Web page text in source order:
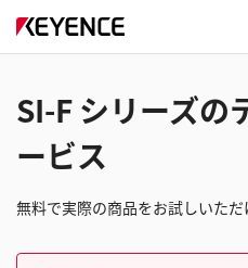
SI-F シリーズの
ービス
無料で実際の商品をお試しいただ